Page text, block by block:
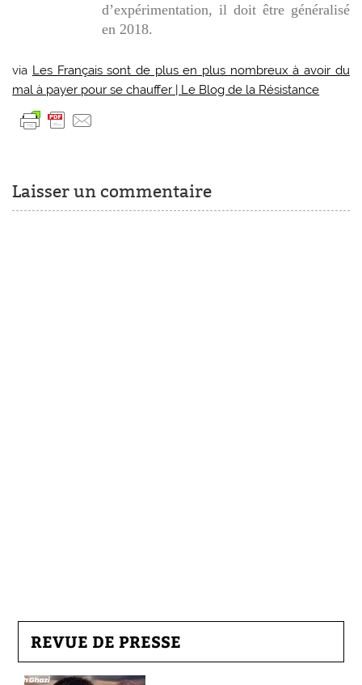
d’expérimentation, il doit être généralisé
en 2018.
via Les Français sont de plus en plus nombreux à avoir du
mal à payer pour se chauffer | Le Blog de la Résistance
Laisser un commentaire
REVUE DE PRESSE